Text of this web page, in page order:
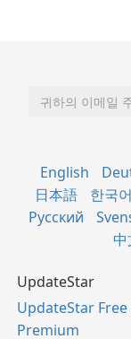
English
日本語
한국어
Русский
UpdateStar
UpdateStar
Premium